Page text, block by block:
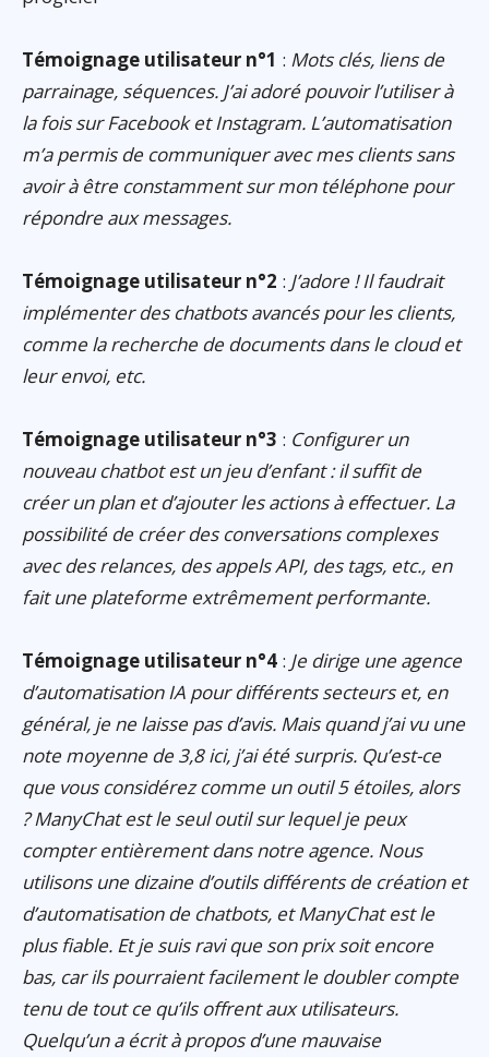
Témoignage utilisateur n°1 : Mots clés, liens de
parrainage, séquences. J’ai adoré pouvoir l’utiliser à
la fois sur Facebook et Instagram. L’automatisation
m’a permis de communiquer avec mes clients sans
avoir à être constamment sur mon téléphone pour
répondre aux messages.
Témoignage utilisateur n°2 : J’adore ! Il faudrait
implémenter des chatbots avancés pour les clients,
comme la recherche de documents dans le cloud et
leur envoi, etc.
Témoignage utilisateur n°3 : Configurer un
nouveau chatbot est un jeu d’enfant : il suffit de
créer un plan et d’ajouter les actions à effectuer. La
possibilité de créer des conversations complexes
avec des relances, des appels API, des tags, etc., en
fait une plateforme extrêmement performante.
Témoignage utilisateur n°4 : Je dirige une agence
d’automatisation IA pour différents secteurs et, en
général, je ne laisse pas d’avis. Mais quand j’ai vu une
note moyenne de 3,8 ici, j’ai été surpris. Qu’est-ce
que vous considérez comme un outil 5 étoiles, alors
? ManyChat est le seul outil sur lequel je peux
compter entièrement dans notre agence. Nous
utilisons une dizaine d’outils différents de création et
d’automatisation de chatbots, et ManyChat est le
plus fiable. Et je suis ravi que son prix soit encore
bas, car ils pourraient facilement le doubler compte
tenu de tout ce qu’ils offrent aux utilisateurs.
Quelqu’un a écrit à propos d’une mauvaise